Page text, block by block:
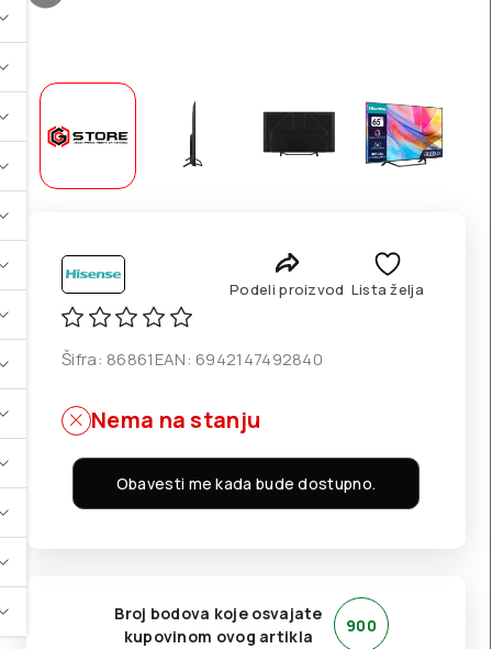
Podeli proizvod Lista želja
Šifra: 86861EAN: 6942147492840
Nema na stanju
Obavesti me kada bude dostupno.
Broj bodova koje osvajate
kupovinom ovog artikla
900